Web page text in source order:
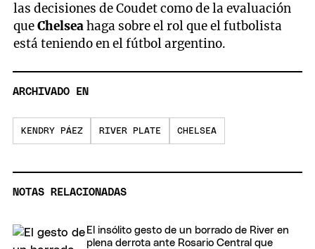
las decisiones de Coudet como de la evaluación
queChelseahaga sobre el rol que el futbolista
está teniendo en el fútbol argentino.
ARCHIVADO EN
KENDRY PÁEZ RIVER PLATE CHELSEA
NOTAS RELACIONADAS
El insólito gesto de un borrado de River en
plena derrota ante Rosario Central que